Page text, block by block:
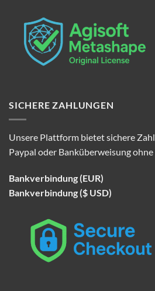
SICHERE ZAHLUNGEN
Unsere Plattform bietet sichere
Paypal oder Banküberweisung ohne
Bankverbindung (EUR)
Bankverbindung ($ USD)